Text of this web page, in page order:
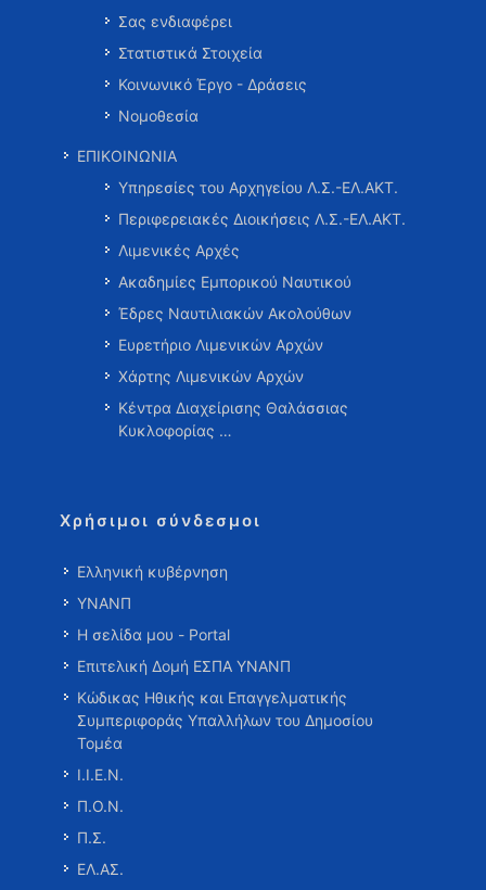
Σας ενδιαφέρει
Στατιστικά Στοιχεία
Κοινωνικό Έργο - Δράσεις
Νομοθεσία
ΕΠΙΚΟΙΝΩΝΙΑ
Υπηρεσίες του Αρχηγείου Λ.Σ.-ΕΛ.ΑΚΤ.
Περιφερειακές Διοικήσεις Λ.Σ.-ΕΛ.ΑΚΤ.
Λιμενικές Αρχές
Ακαδημίες Εμπορικού Ναυτικού
Έδρες Ναυτιλιακών Ακολούθων
Ευρετήριο Λιμενικών Αρχών
Χάρτης Λιμενικών Αρχών
Κέντρα Διαχείρισης Θαλάσσιας
Κυκλοφορίας …
Χρήσιμοι σύνδεσμοι
Ελληνική κυβέρνηση
ΥΝΑΝΠ
Η σελίδα μου - Portal
Επιτελική Δομή ΕΣΠΑ ΥΝΑΝΠ
Κώδικας Ηθικής και Επαγγελματικής
Συμπεριφοράς Υπαλλήλων του Δημοσίου
Τομέα
Ι.Ι.Ε.Ν.
Π.Ο.Ν.
Π.Σ.
ΕΛ.ΑΣ.